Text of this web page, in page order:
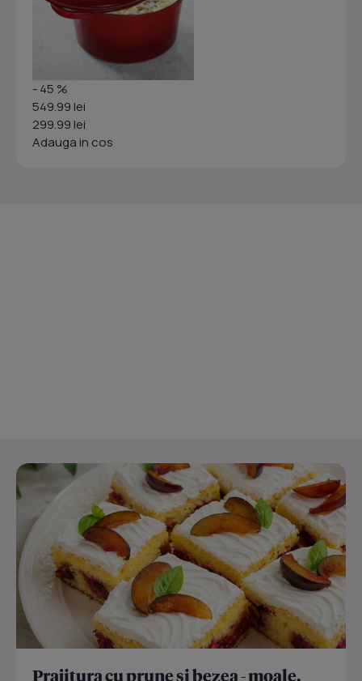
- 45 %
549.99 lei
299.99 lei
Adauga in cos
Prajitura cu prune si bezea - moale,